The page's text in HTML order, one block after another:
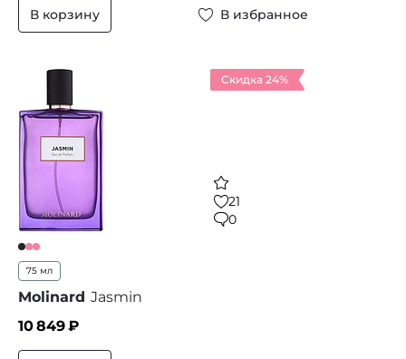
В корзину В избранное
Скидка 24%
21
0
75 мл
Molinard Jasmin
10 849₽